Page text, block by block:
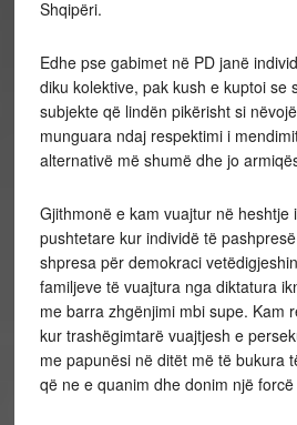
Shqipëri.
Edhe pse gabimet në PD janë
diku kolektive, pak kush e kuptoi se
subjekte që lindën pikërisht si
munguara ndaj respektimi i
alternativë më shumë dhe jo
Gjithmonë e kam vuajtur në heshtje
pushtetare kur individë të
shpresa për demokraci
familjeve të vuajtura nga diktatura
me barra zhgënjimi mbi supe. Kam
kur trashëgimtarë vuajtjesh e
me papunësi në ditët më të bukura
që ne e quanim dhe donim një